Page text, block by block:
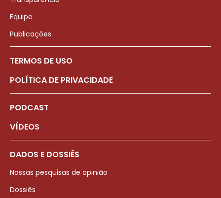
Equipe
Publicações
TERMOS DE USO
POLÍTICA DE PRIVACIDADE
PODCAST
VÍDEOS
DADOS E DOSSIÊS
Nossas pesquisas de opinião
Dossiês